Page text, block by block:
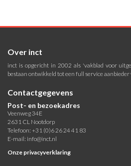
Over inct
inct is opgericht in 2002 als 'vakblad voor
bestaan ontwikkeld tot een full service
Contactgegevens
Post- en bezoekadres
Veenweg 34E
2631 CL Nootdorp
Telefoon: +31 (0)6 26 24 41 83
E-mail: info@inct.nl
Onze privacyverklaring